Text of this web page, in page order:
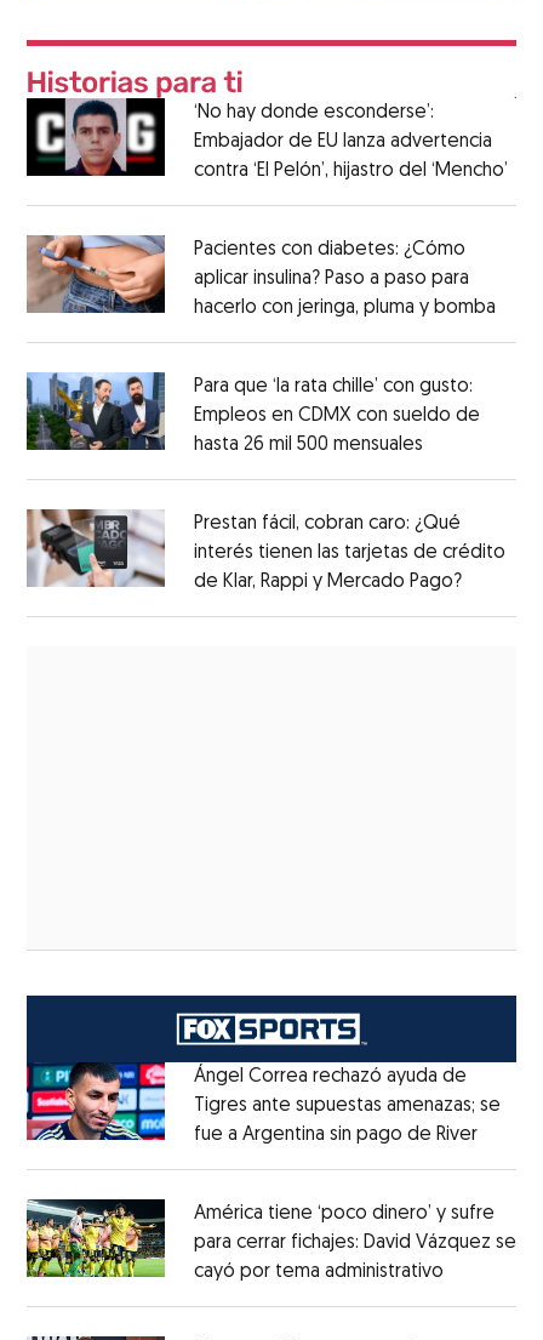
‘No hay donde esconderse’:
Embajador de EU lanza advertencia
contra ‘El Pelón’, hijastro del ‘Mencho’
Pacientes con diabetes: ¿Cómo
aplicar insulina? Paso a paso para
hacerlo con jeringa, pluma y bomba
Para que ‘la rata chille’ con gusto:
Empleos en CDMX con sueldo de
hasta 26 mil 500 mensuales
Prestan fácil, cobran caro: ¿Qué
interés tienen las tarjetas de crédito
de Klar, Rappi y Mercado Pago?
Ángel Correa rechazó ayuda de
Tigres ante supuestas amenazas; se
fue a Argentina sin pago de RiverOpens
América tiene ‘poco dinero’ y sufre
para cerrar fichajes: David Vázquez se
cayó por tema administrativo